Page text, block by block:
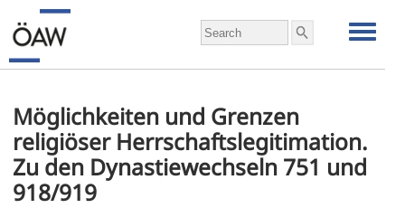
Möglichkeiten und Grenzen
religiöser Herrschaftslegitimation.
Zu den Dynastiewechseln 751 und
918/919